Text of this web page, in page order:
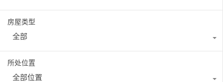
房屋类型
全部
所处位置
全部位置